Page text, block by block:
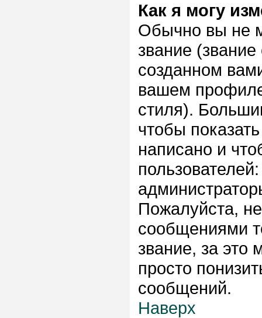
Как я могу
Обычно вы не
звание
созданном
вашем
стиля).
чтобы
написано и
Пожалуйста,
сообщениями
звание, за это
просто
сообщений.
Наверх